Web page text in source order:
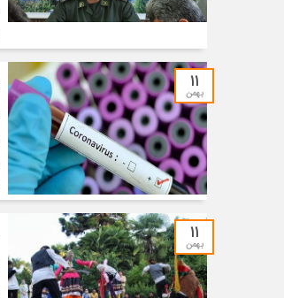
۱۱
بهمن
۱۱
بهمن